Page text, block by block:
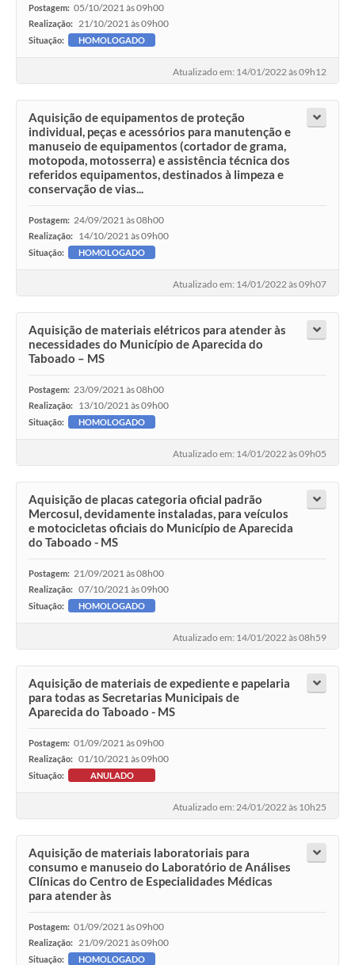
Postagem: 05/10/2021 às 09h00
Realização: 21/10/2021 às 09h00
Situação: HOMOLOGADO
Atualizado em: 14/01/2022 às 09h12
Aquisição de equipamentos de proteção
individual, peças e acessórios para manutenção e
manuseio de equipamentos (cortador de grama,
motopoda, motosserra) e assistência técnica dos
referidos equipamentos, destinados à limpeza e
conservação de vias...
Postagem: 24/09/2021 às 08h00
Realização: 14/10/2021 às 09h00
Situação: HOMOLOGADO
Atualizado em: 14/01/2022 às 09h07
Aquisição de materiais elétricos para atender às
necessidades do Município de Aparecida do
Taboado – MS
Postagem: 23/09/2021 às 08h00
Realização: 13/10/2021 às 09h00
Situação: HOMOLOGADO
Atualizado em: 14/01/2022 às 09h05
Aquisição de placas categoria oficial padrão
Mercosul, devidamente instaladas, para veículos
e motocicletas oficiais do Município de Aparecida
do Taboado - MS
Postagem: 21/09/2021 às 08h00
Realização: 07/10/2021 às 09h00
Situação: HOMOLOGADO
Atualizado em: 14/01/2022 às 08h59
Aquisição de materiais de expediente e papelaria
para todas as Secretarias Municipais de
Aparecida do Taboado - MS
Postagem: 01/09/2021 às 09h00
Realização: 01/10/2021 às 09h00
Situação: ANULADO
Atualizado em: 24/01/2022 às 10h25
Aquisição de materiais laboratoriais para
consumo e manuseio do Laboratório de Análises
Clínicas do Centro de Especialidades Médicas
para atender às
Postagem: 01/09/2021 às 09h00
Realização: 21/09/2021 às 09h00
Situação: HOMOLOGADO